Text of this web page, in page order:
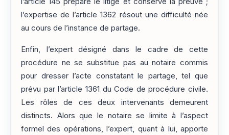
l’expertise de l’article 1362 résout une difficulté née
au cours de l’instance de partage.
Enfin, l’expert désigné dans le cadre de cette
procédure ne se substitue pas au notaire commis
pour dresser l’acte constatant le partage, tel que
prévu par l’article 1361 du Code de procédure civile.
Les rôles de ces deux intervenants demeurent
distincts. Alors que le notaire se limite à l’aspect
formel des opérations, l’expert, quant à lui, apporte